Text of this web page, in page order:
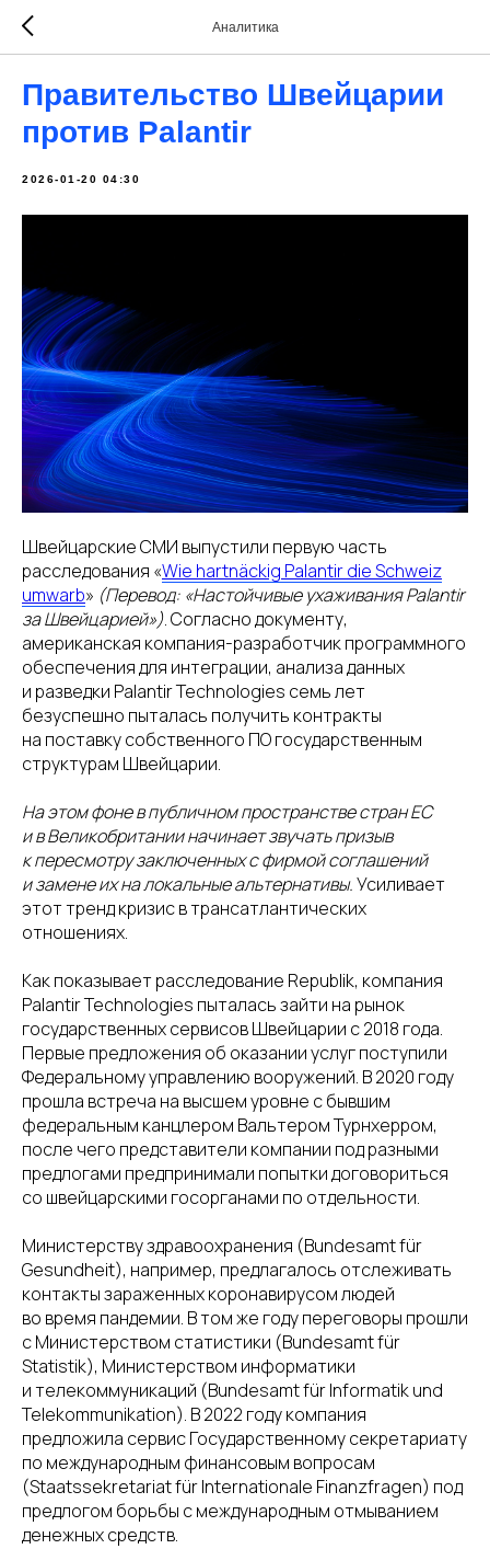
Аналитика
Правительство Швейцарии
против Palantir
2026-01-20 04:30
Швейцарские СМИ выпустили первую часть
расследования «Wie hartnäckig Palantir die Schweiz
umwarb» (Перевод: «Настойчивые ухаживания Palantir
за Швейцарией»). Согласно документу,
американская компания-разработчик программного
обеспечения для интеграции, анализа данных
и разведки Palantir Technologies семь лет
безуспешно пыталась получить контракты
на поставку собственного ПО государственным
структурам Швейцарии.
На этом фоне в публичном пространстве стран ЕС
и в Великобритании начинает звучать призыв
к пересмотру заключенных с фирмой соглашений
и замене их на локальные альтернативы.Усиливает
этот тренд кризис в трансатлантических
отношениях.
Как показывает расследование Republik, компания
Palantir Technologies пыталась зайти на рынок
государственных сервисов Швейцарии с 2018 года.
Первые предложения об оказании услуг поступили
Федеральному управлению вооружений. В 2020 году
прошла встреча на высшем уровне с бывшим
федеральным канцлером Вальтером Турнхерром,
после чего представители компании под разными
предлогами предпринимали попытки договориться
со швейцарскими госорганами по отдельности.
Министерству здравоохранения (Bundesamt für
Gesundheit), например, предлагалось отслеживать
контакты зараженных коронавирусом людей
во время пандемии. В том же году переговоры прошли
с Министерством статистики (Bundesamt für
Statistik), Министерством информатики
и телекоммуникаций (Bundesamt für Informatik und
Telekommunikation). В 2022 году компания
предложила сервис Государственному секретариату
по международным финансовым вопросам
(Staatssekretariat für Internationale Finanzfragen) под
предлогом борьбы с международным отмыванием
денежных средств.